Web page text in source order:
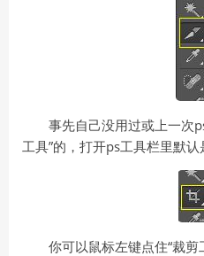
事先自己没用过或上一次
工具”的，打开ps工具栏里默认
你可以鼠标左键点住“裁